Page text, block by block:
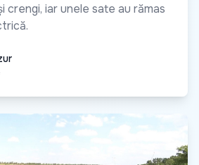
crengi, iar unele sate au rămas